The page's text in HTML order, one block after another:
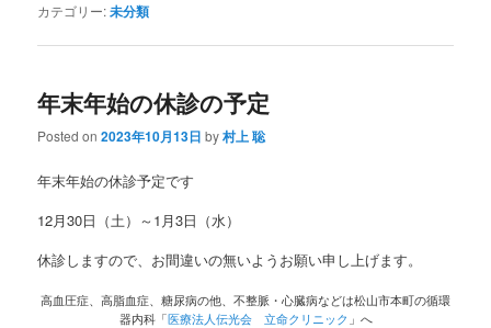
カテゴリー:未分類
年末年始の休診の予定
Posted on2023年10月13日 by村上 聡
年末年始の休診予定です
12月30日（土）～1月3日（水）
休診しますので、お間違いの無いようお願い申し上げます。
高血圧症、高脂血症、糖尿病の他、不整脈・心臓病などは松山市本町の循環
器内科「医療法人伝光会 立命クリニック 」へ